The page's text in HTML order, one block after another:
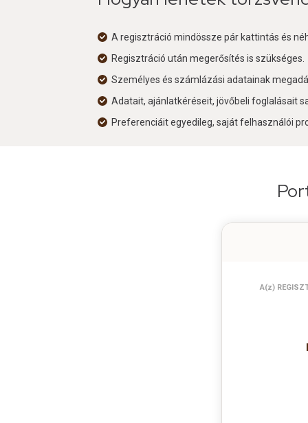
A regisztráció mindössze pár kattintás és
Regisztráció után megerősítés is szükséges.
Személyes és számlázási adatainak
Adatait, ajánlatkéréseit, jövőbeli foglalásait
Preferenciáit egyedileg, saját felhasználói
A(z)